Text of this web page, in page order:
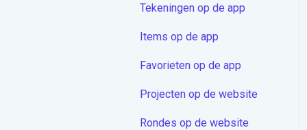
Tekeningen op de app
Items op de app
Favorieten op de app
Projecten op de website
Rondes op de website